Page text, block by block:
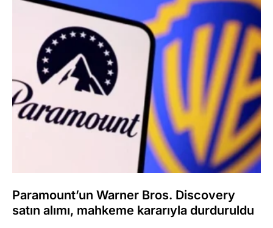
Paramount’un Warner Bros. Discovery
satın alımı, mahkeme kararıyla durduruldu